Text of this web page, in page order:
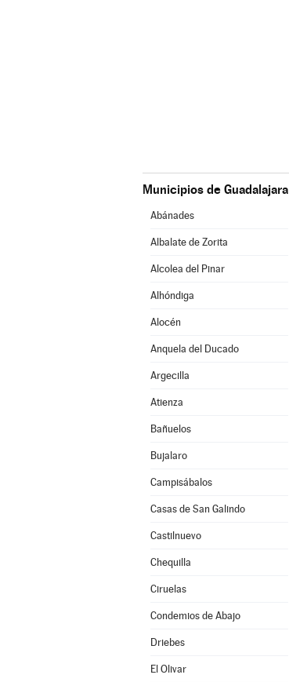
Municipios de Guadalajara
Abánades
Albalate de Zorita
Alcolea del Pinar
Alhóndiga
Alocén
Anquela del Ducado
Argecilla
Atienza
Bañuelos
Bujalaro
Campisábalos
Casas de San Galindo
Castilnuevo
Chequilla
Ciruelas
Condemios de Abajo
Driebes
El Olivar